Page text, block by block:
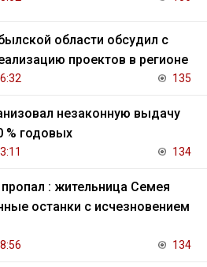
области обсудил с
проектов в регионе
135
незаконную выдачу
% годовых
134
: жительница Семея
останки с исчезновением
134